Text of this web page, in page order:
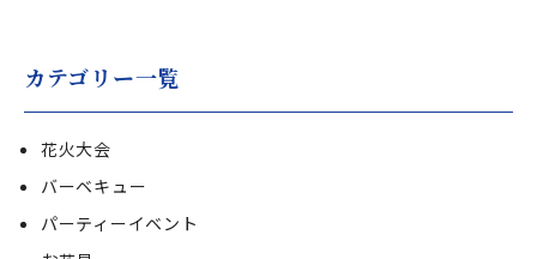
カテゴリー一覧
花火大会
バーベキュー
パーティーイベント